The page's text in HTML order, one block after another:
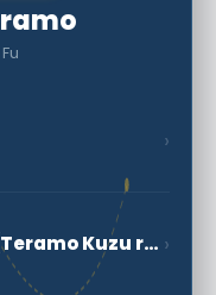
›
Mazzarelle teramane (Teramo Kuzu ruloları) ›